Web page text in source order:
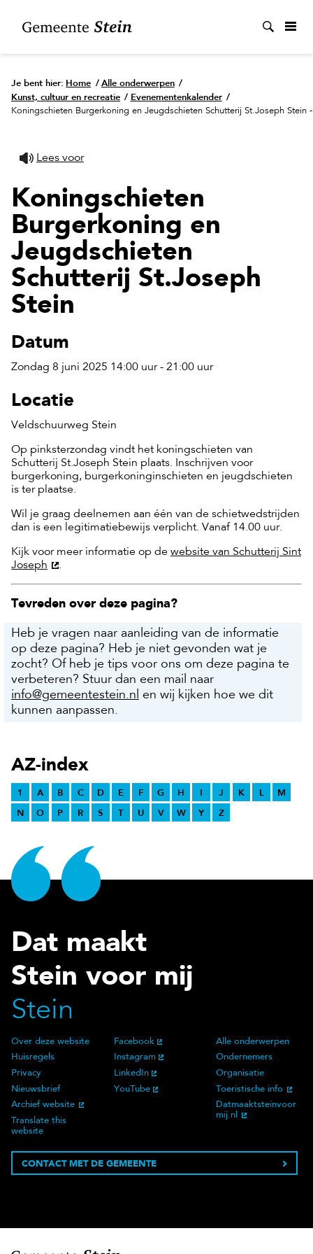
Je bent hier: Home / Alle onderwerpen /
Kunst, cultuur en recreatie / Evenementenkalender /
Koningschieten Burgerkoning en Jeugdschieten Schutterij St.Joseph Stein
Lees voor
Koningschieten
Burgerkoning en
Jeugdschieten
Schutterij St.Joseph
Stein
Datum
Zondag 8 juni 2025 14:00 uur - 21:00 uur
Locatie
Veldschuurweg Stein
Op pinksterzondag vindt het koningschieten van
Schutterij St.Joseph Stein plaats. Inschrijven voor
burgerkoning, burgerkoninginschieten en jeugdschieten
is ter plaatse.
Wil je graag deelnemen aan één van de schietwedstrijden
dan is een legitimatiebewijs verplicht. Vanaf 14.00 uur.
Kijk voor meer informatie op de website van Schutterij Sint
Joseph
.
Tevreden over deze pagina?
Heb je vragen naar aanleiding van de informatie
op deze pagina? Heb je niet gevonden wat je
zocht? Of heb je tips voor ons om deze pagina te
verbeteren? Stuur dan een mail naar
info@gemeentestein.nl
en wij kijken hoe we dit
kunnen aanpassen.
AZ-index
1 A B C D E F G H I J K L
M
N
O P R S T U V W Y Z
Dat maakt
Stein voor mij
Stein
Over deze website
Over deze website
Huisregels
Privacy
Nieuwsbrief
Archief website
Translate this
website
Social Media
Facebook
Instagram
LinkedIn
YouTube
Alle onderwerpen
Ondernemers
Organisatie
Toeristische info
Datmaaktsteinvoor
mij.nl
CONTACT MET DE GEMEENTE